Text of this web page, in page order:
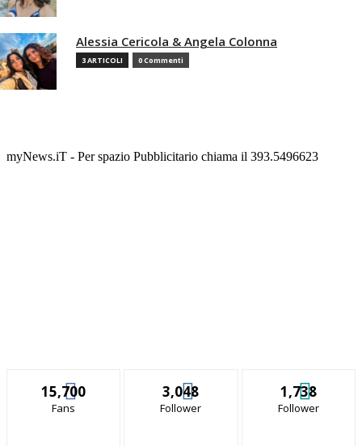
Alessia Cericola & Angela Colonna
3 ARTICOLI 0 Commenti
myNews.iT - Per spazio Pubblicitario chiama il 393.5496623
15,700
Fans
3,048
Follower
1,738
Follower